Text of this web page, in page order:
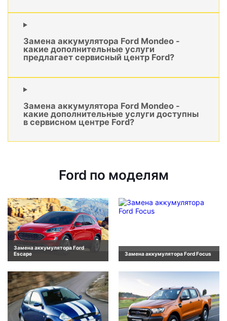
Замена аккумулятора Ford Mondeo -
какие дополнительные услуги
предлагает сервисный центр Ford?
Замена аккумулятора Ford Mondeo -
какие дополнительные услуги доступны
в сервисном центре Ford?
Ford по моделям
Замена аккумулятора Ford
Escape
Замена аккумулятора Ford Focus